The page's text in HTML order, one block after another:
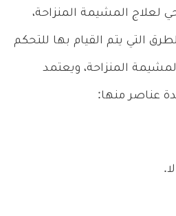
لعلاج المشيمة المنزاحة،
التي يتم القيام بها للتحكم
المنزاحة، ويعتمد
عناصر منها: